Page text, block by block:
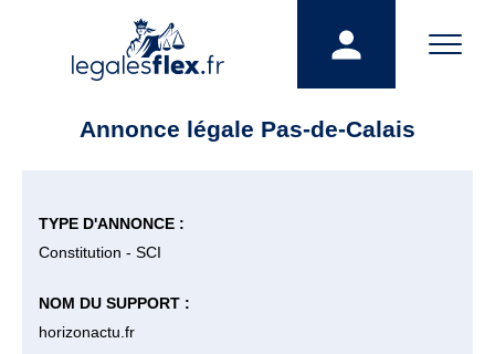
Annonce légale Pas-de-Calais
TYPE D'ANNONCE :
Constitution - SCI
NOM DU SUPPORT :
horizonactu.fr